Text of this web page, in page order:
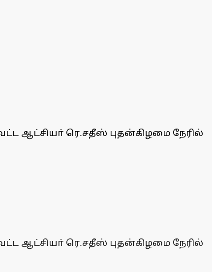
ஆட்சியா் ரெ.சதீஸ் புதன்கிழமை நேரில்
ஆட்சியா் ரெ.சதீஸ் புதன்கிழமை நேரில்